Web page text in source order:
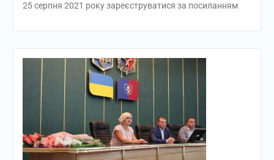
25 серпня 2021 року зареєструватися за посиланням